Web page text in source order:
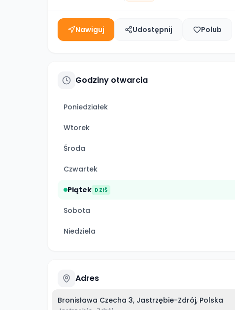
Nawiguj Udostępnij Polub
Godziny otwarcia
Poniedziałek
Wtorek
Środa
Czwartek
Piątek DZIŚ
Sobota
Niedziela
Adres
Bronisława Czecha 3, Jastrzębie-Zdrój, Polska